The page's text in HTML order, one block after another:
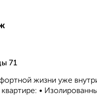
71
жизни уже
•